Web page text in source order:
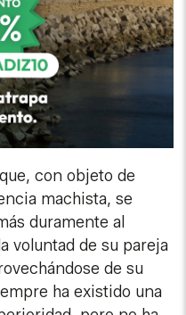
con objeto de
machista, se
duramente al
voluntad de su pareja
de su
ha existido una